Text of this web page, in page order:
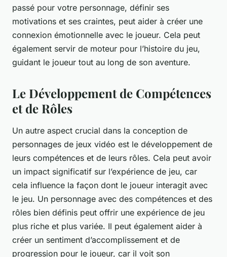
passé pour votre personnage, définir ses
motivations et ses craintes, peut aider à créer une
connexion émotionnelle avec le joueur. Cela peut
également servir de moteur pour l’histoire du jeu,
guidant le joueur tout au long de son aventure.
Le Développement de Compétences
et de Rôles
Un autre aspect crucial dans la conception de
personnages de jeux vidéo est le développement de
leurs compétences et de leurs rôles. Cela peut avoir
un impact significatif sur l’expérience de jeu, car
cela influence la façon dont le joueur interagit avec
le jeu. Un personnage avec des compétences et des
rôles bien définis peut offrir une expérience de jeu
plus riche et plus variée. Il peut également aider à
créer un sentiment d’accomplissement et de
progression pour le joueur, car il voit son